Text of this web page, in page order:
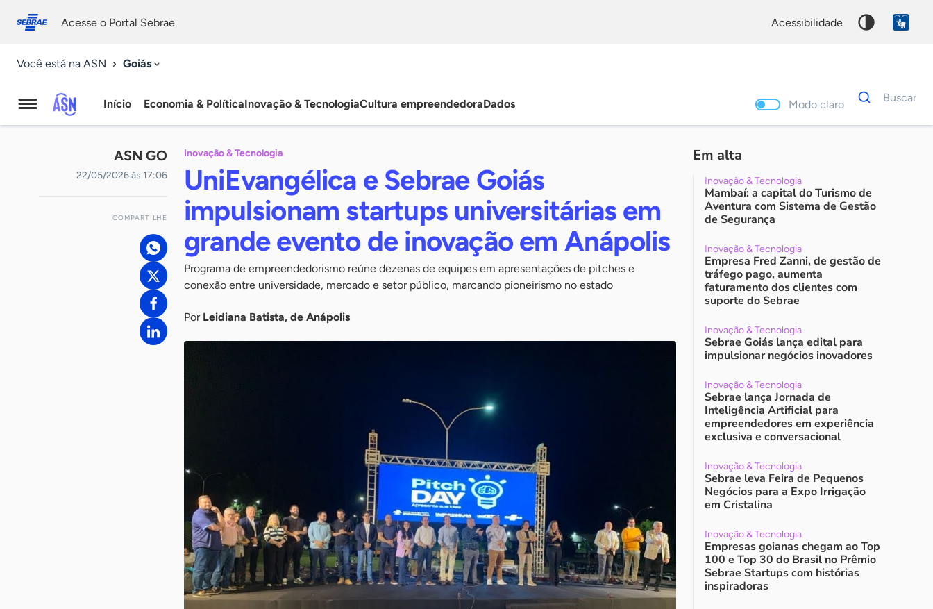
conosco
Acesse o Portal Sebrae acessibilidade
Você está na ASN Goiás
Agência
Sebrae
de
Notícias
Início Economia & PolíticaInovação & TecnologiaCultura empreendedoraDados Modo claro
Dados
para
Buscar
ASN GO
22/05/2026 às 17:06
COMPARTILHE
Inovação & Tecnologia
UniEvangélica e Sebrae Goiás
impulsionam startups universitárias em
grande evento de inovação em Anápolis
Programa de empreendedorismo reúne dezenas de equipes em apresentações de pitches e
conexão entre universidade, mercado e setor público, marcando pioneirismo no estado
Por Leidiana Batista, de Anápolis
Em alta
Inovação & Tecnologia
Mambaí: a capital do Turismo de
Aventura com Sistema de Gestão
de Segurança
Inovação & Tecnologia
Empresa Fred Zanni, de gestão de
tráfego pago, aumenta
faturamento dos clientes com
suporte do Sebrae
Inovação & Tecnologia
Sebrae Goiás lança edital para
impulsionar negócios inovadores
Inovação & Tecnologia
Sebrae lança Jornada de
Inteligência Artificial para
empreendedores em experiência
exclusiva e conversacional
Inovação & Tecnologia
Sebrae leva Feira de Pequenos
Negócios para a Expo Irrigação
em Cristalina
Inovação & Tecnologia
Empresas goianas chegam ao Top
100 e Top 30 do Brasil no Prêmio
Sebrae Startups com histórias
inspiradoras